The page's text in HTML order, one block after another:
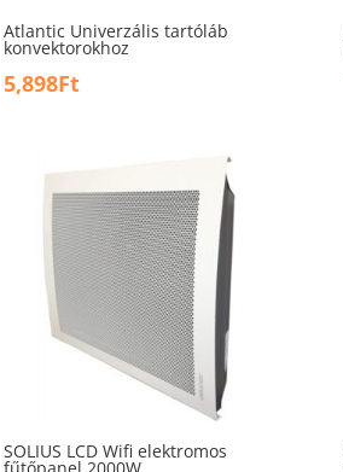
Atlantic Univerzális tartóláb
konvektorokhoz
5,898Ft
SOLIUS LCD Wifi elektromos
fűtőpanel 2000W